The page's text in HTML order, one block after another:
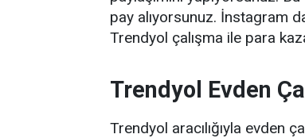
pay alıyorsunuz. İnstagram
Trendyol çalışma ile para
Trendyol Evden
Trendyol aracılığıyla evden